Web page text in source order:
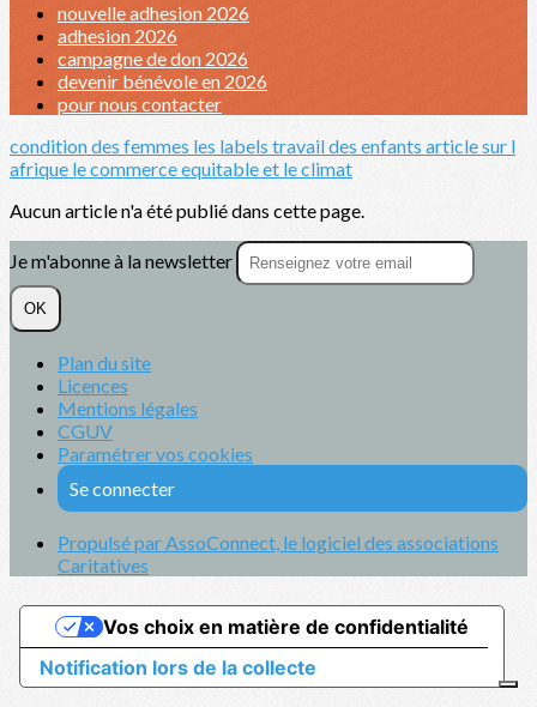
nouvelle adhesion 2026
adhesion 2026
campagne de don 2026
devenir bénévole en 2026
pour nous contacter
condition des femmes les labels travail des enfants article sur l
afrique le commerce equitable et le climat
Aucun article n'a été publié dans cette page.
Je m'abonne à la newsletter
OK
Plan du site
Licences
Mentions légales
CGUV
Paramétrer vos cookies
Se connecter
Propulsé par AssoConnect, le logiciel des associations
Caritatives
Notification lors de la collecte
Vos choix en matière de confidentialité